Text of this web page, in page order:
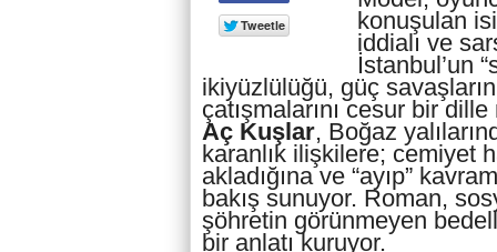
konuşulan
iddialı ve
İstanbul’un
ikiyüzlülüğü, güç
çatışmalarını cesur bir dille
Aç Kuşlar, Boğaz
karanlık ilişkilere; cemiyet
akladığına ve “ayıp”
bakış sunuyor. Roman,
şöhretin görünmeyen
bir anlatı kuruyor.